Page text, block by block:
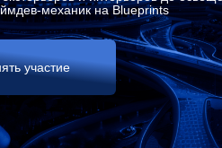
механик на Blueprints
участие
специалистов в штате— все
работают с реальными заказами
актуальный пайплайн
мы не преподаем в теории, мы учим тому,